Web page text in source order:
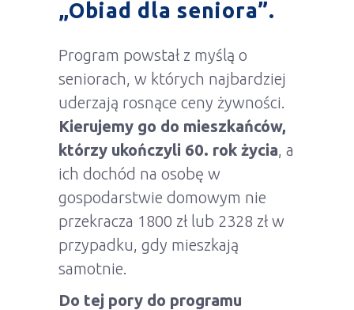
„Obiad dla seniora”.
Program powstał z myślą o
seniorach, w których najbardziej
uderzają rosnące ceny żywności.
Kierujemy go do mieszkańców,
którzy ukończyli 60. rok życia , a
ich dochód na osobę w
gospodarstwie domowym nie
przekracza 1800 zł lub 2328 zł w
przypadku, gdy mieszkają
samotnie.
Do tej pory do programu